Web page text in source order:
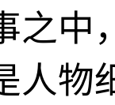
之中
人物